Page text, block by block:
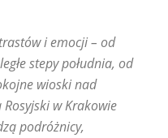
Królewiec
Naddniestrze
Orenburg
Pytania od czytelników
Rosyjskiwkrakowie
i emocji – od
stepy południa, od
wioski nad
w Krakowie
podróżnicy,